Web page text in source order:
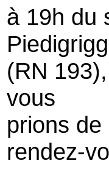
à 19h du
(RN
vous
prions
rendez-